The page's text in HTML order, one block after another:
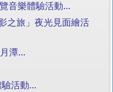
音樂體驗活動...
之旅」夜光見面繪活
潭...
活動...